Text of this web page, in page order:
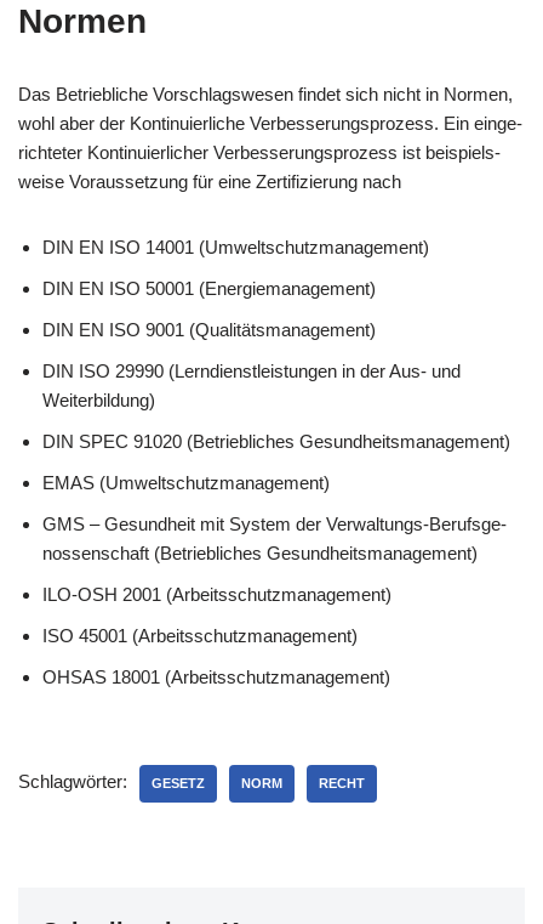
Normen
Das Betrieb­li­che Vor­schlags­we­sen fin­det sich nicht in Nor­men,
wohl aber der Kon­ti­nu­ier­li­che Ver­bes­se­rungs­pro­zess. Ein ein­ge­
rich­te­ter Kon­ti­nu­ier­li­cher Ver­bes­se­rungs­pro­zess ist bei­spiels­
wei­se Vor­aus­set­zung für eine Zer­ti­fi­zie­rung nach
DIN EN ISO 14001 (Umwelt­schutz­ma­nage­ment)
DIN EN ISO 50001 (Ener­gie­ma­nage­ment)
DIN EN ISO 9001 (Qua­li­täts­ma­nage­ment)
DIN ISO 29990 (Lern­dienst­lei­stun­gen in der Aus- und
Weiterbildung)
DIN SPEC 91020 (Betrieb­li­ches Gesundheitsmanagement)
EMAS (Umwelt­schutz­ma­nage­ment)
GMS – Gesund­heit mit System der Ver­wal­tungs-Berufs­ge­
nos­sen­schaft (Betrieb­li­ches Gesundheitsmanagement)
ILO-OSH 2001 (Arbeits­schutz­ma­nage­ment)
ISO 45001 (Arbeits­schutz­ma­nage­ment)
OHSAS 18001 (Arbeits­schutz­ma­nage­ment)
Schlagwörter: GESETZ NORM RECHT